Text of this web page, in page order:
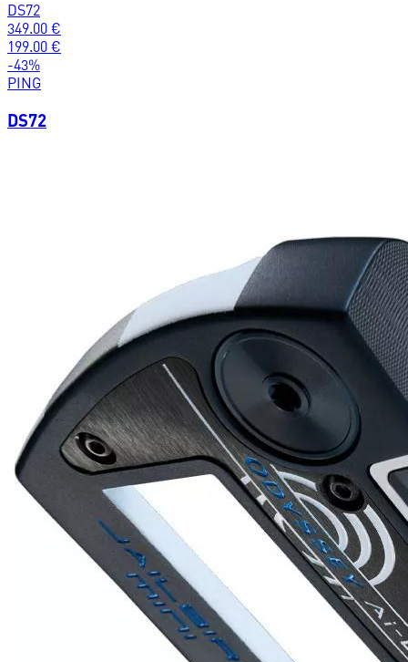
DS72
349.00 €
199.00 €
-43%
PING
DS72